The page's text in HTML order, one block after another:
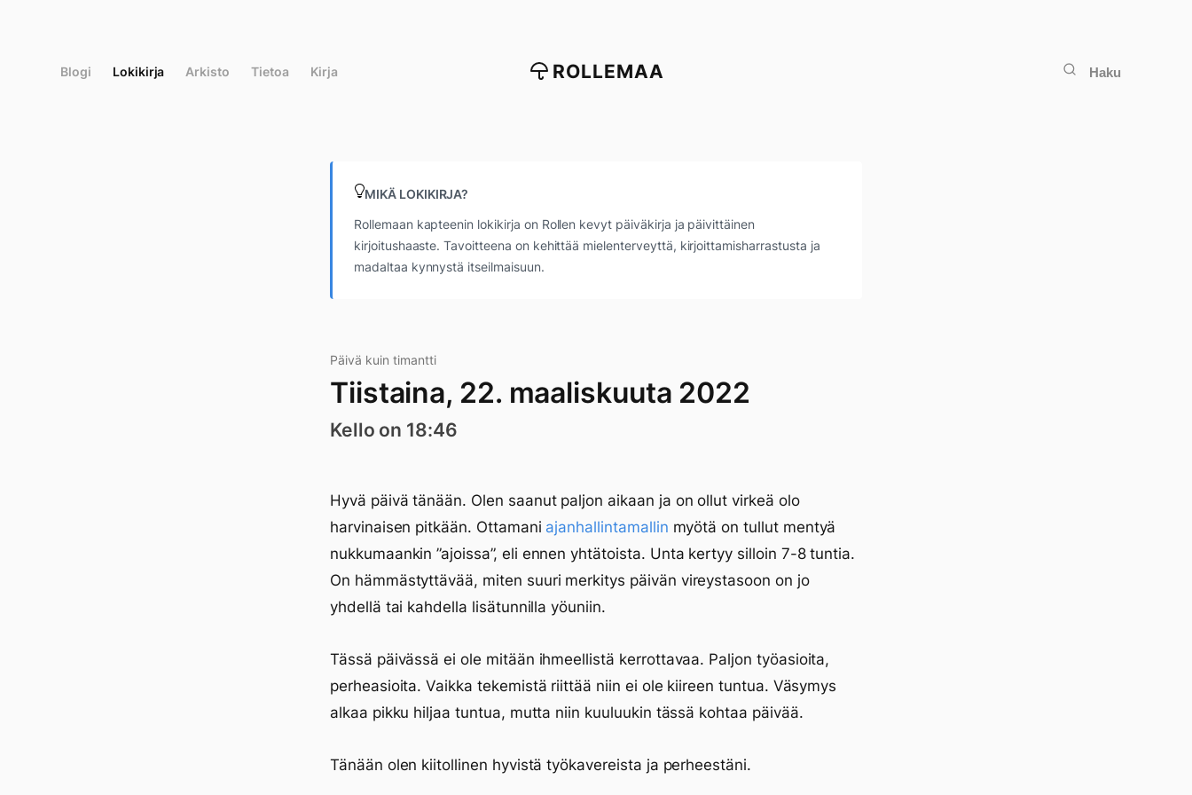
Blogi Lokikirja Arkisto Tietoa Kirja ROLLEMAA Haku
MIKÄ LOKIKIRJA?
Rollemaan kapteenin lokikirja on Rollen kevyt päiväkirja ja päivittäinen
kirjoitushaaste. Tavoitteena on kehittää mielenterveyttä, kirjoittamisharrastusta ja
madaltaa kynnystä itseilmaisuun.
Päivä kuin timantti
Tiistaina, 22. maaliskuuta 2022
Kello on 18:46
Hyvä päivä tänään. Olen saanut paljon aikaan ja on ollut virkeä olo
harvinaisen pitkään. Ottamani ajanhallintamallin myötä on tullut mentyä
nukkumaankin ”ajoissa”, eli ennen yhtätoista. Unta kertyy silloin 7-8 tuntia.
On hämmästyttävää, miten suuri merkitys päivän vireystasoon on jo
yhdellä tai kahdella lisätunnilla yöuniin.
Tässä päivässä ei ole mitään ihmeellistä kerrottavaa. Paljon työasioita,
perheasioita. Vaikka tekemistä riittää niin ei ole kiireen tuntua. Väsymys
alkaa pikku hiljaa tuntua, mutta niin kuuluukin tässä kohtaa päivää.
Tänään olen kiitollinen hyvistä työkavereista ja perheestäni.